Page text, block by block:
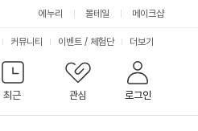
에누리 몰테일 메이크샵
최근
관심 로그인
커뮤니티 이벤트 / 체험단 서
비
스
더보기